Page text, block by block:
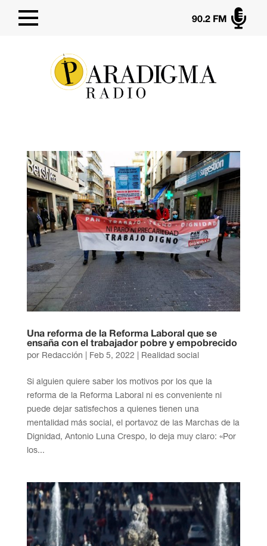

90.2 FM
Una reforma de la Reforma Laboral que se
ensaña con el trabajador pobre y empobrecido
por Redacción Feb 5, 2022 Realidad social
Si alguien quiere saber los motivos por los que la
reforma de la Reforma Laboral ni es conveniente ni
puede dejar satisfechos a quienes tienen una
mentalidad más social, el portavoz de las Marchas de la
Dignidad, Antonio Luna Crespo, lo deja muy claro: «Por
los...